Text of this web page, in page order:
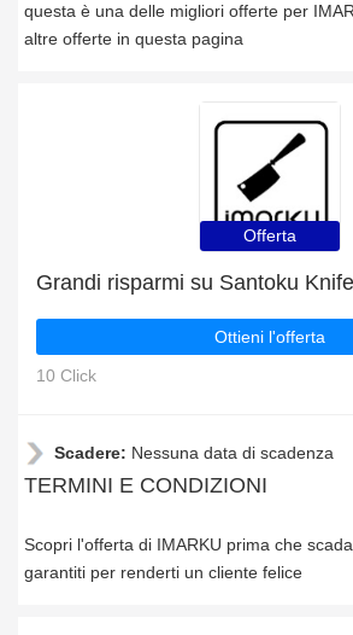
questa è una delle migliori offerte per
altre offerte in questa pagina
Offerta
Ottieni l'offerta
10 Click
Scadere: Nessuna data di scadenza
TERMINI E CONDIZIONI
Scopri l'offerta di IMARKU prima che
garantiti per renderti un cliente felice